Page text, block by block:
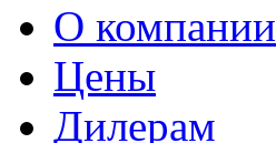
О компании
Цены
Дилерам